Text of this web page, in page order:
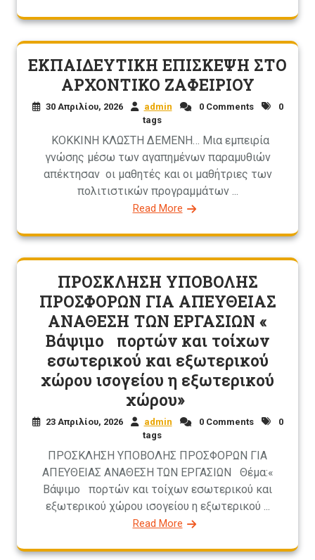
ΕΚΠΑΙΔΕΥΤΙΚΗ ΕΠΙΣΚΕΨΗ ΣΤΟ
ΑΡΧΟΝΤΙΚΟ ΖΑΦΕΙΡΙΟΥ
30 Απριλίου, 2026 admin 0 Comments
0
tags
ΚΟΚΚΙΝΗ ΚΛΩΣΤΗ ΔΕΜΕΝΗ… Μια εμπειρία
γνώσης μέσω των αγαπημένων παραμυθιών
απέκτησαν οι μαθητές και οι μαθήτριες των
πολιτιστικών προγραμμάτων ...
Read More
ΠΡΟΣΚΛΗΣΗ ΥΠΟΒΟΛΗΣ
ΠΡΟΣΦΟΡΩΝ ΓΙΑ ΑΠΕΥΘΕΙΑΣ
ΑΝΑΘΕΣΗ ΤΩΝ ΕΡΓΑΣΙΩΝ «
Βάψιμο πορτών και τοίχων
εσωτερικού και εξωτερικού
χώρου ισογείου η εξωτερικού
χώρου»
23 Απριλίου, 2026 admin 0 Comments
0
tags
ΠΡΟΣΚΛΗΣΗ ΥΠΟΒΟΛΗΣ ΠΡΟΣΦΟΡΩΝ ΓΙΑ
ΑΠΕΥΘΕΙΑΣ ΑΝΑΘΕΣΗ ΤΩΝ ΕΡΓΑΣΙΩΝ Θέμα:«
Βάψιμο πορτών και τοίχων εσωτερικού και
εξωτερικού χώρου ισογείου η εξωτερικού ...
Read More